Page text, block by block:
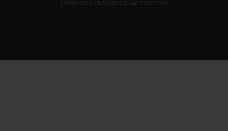
propriété intellectuelle réservés